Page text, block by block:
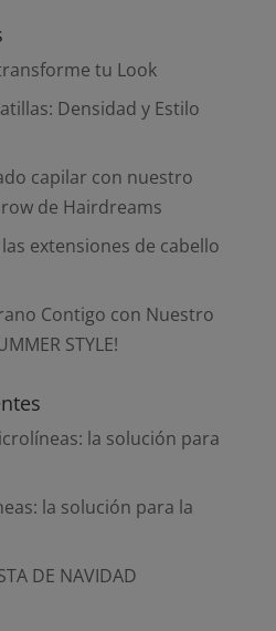
tu Look
Densidad y Estilo
capilar con nuestro
de Hairdreams
extensiones de cabello
Contigo con Nuestro
STYLE!
la solución para
la solución para la
DE NAVIDAD